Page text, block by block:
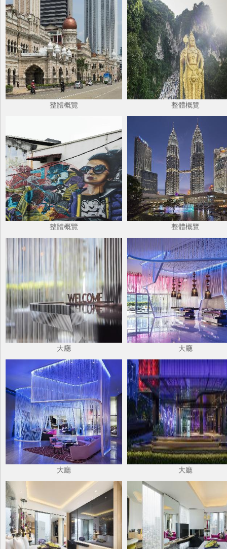
整體概覽 整體概覽
整體概覽 整體概覽
大廳 大廳
大廳 大廳